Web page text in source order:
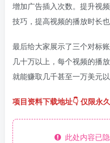
增加广告插入次数。提升视
技巧，提高视频的播放时长
最后给大家展示了三个对标
几十万以上，每个视频的播
就能赚取几千甚至一万美元以
项目资料下载地址👇 仅限永
此处内容已